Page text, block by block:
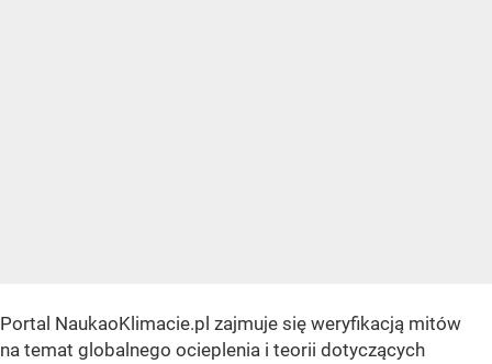
Portal NaukaoKlimacie.pl zajmuje się weryfikacją mitów
na temat globalnego ocieplenia i teorii dotyczących